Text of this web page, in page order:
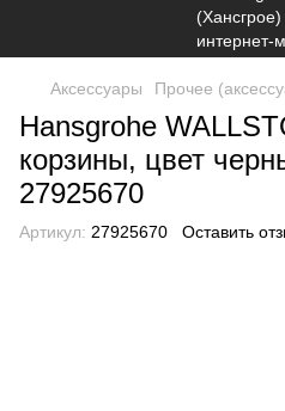
Аксессуары Прочее
Hansgrohe
корзины, цвет
27925670
Артикул: 27925670 Оставить